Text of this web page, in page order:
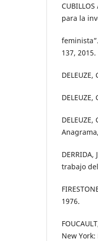
para la
137, 2015.
trabajo
1976.
New